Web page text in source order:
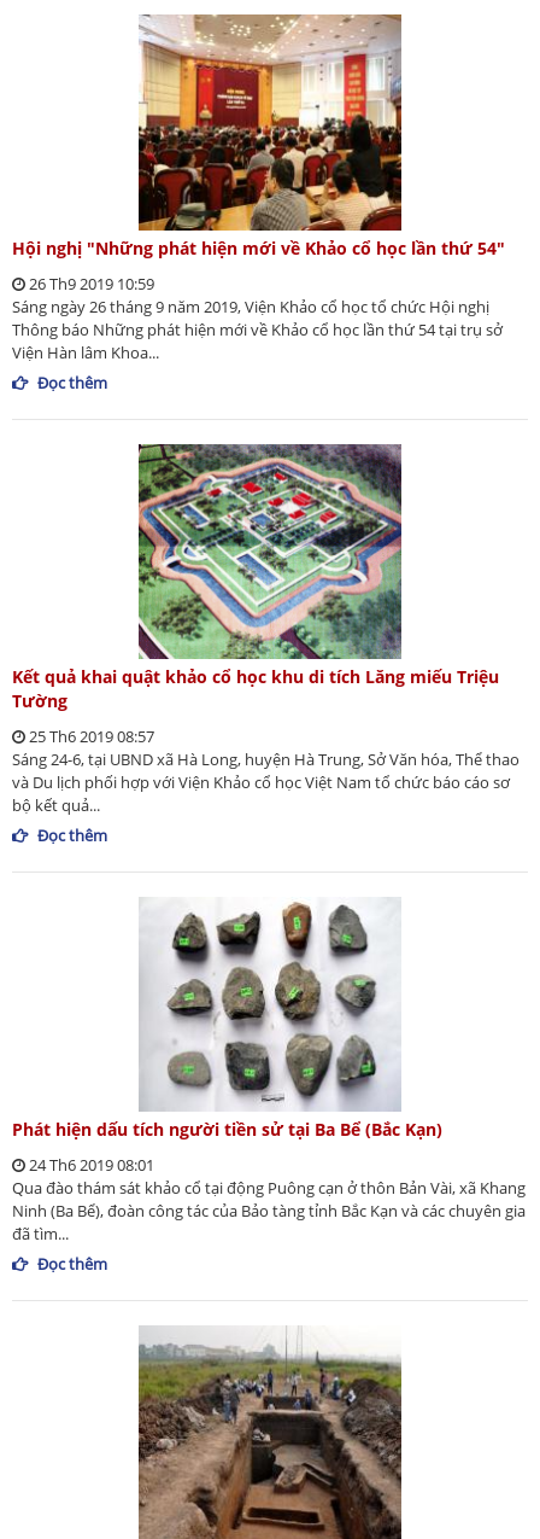
Hội nghị "Những phát hiện mới về Khảo cổ học lần thứ 54"
26 Th9 2019 10:59
Sáng ngày 26 tháng 9 năm 2019, Viện Khảo cổ học tổ chức Hội nghị
Thông báo Những phát hiện mới về Khảo cổ học lần thứ 54 tại trụ sở
Viện Hàn lâm Khoa...
Đọc thêm
Kết quả khai quật khảo cổ học khu di tích Lăng miếu Triệu
Tường
25 Th6 2019 08:57
Sáng 24-6, tại UBND xã Hà Long, huyện Hà Trung, Sở Văn hóa, Thể thao
và Du lịch phối hợp với Viện Khảo cổ học Việt Nam tổ chức báo cáo sơ
bộ kết quả...
Đọc thêm
Phát hiện dấu tích người tiền sử tại Ba Bể (Bắc Kạn)
24 Th6 2019 08:01
Qua đào thám sát khảo cổ tại động Puông cạn ở thôn Bản Vài, xã Khang
Ninh (Ba Bể), đoàn công tác của Bảo tàng tỉnh Bắc Kạn và các chuyên gia
đã tìm...
Đọc thêm